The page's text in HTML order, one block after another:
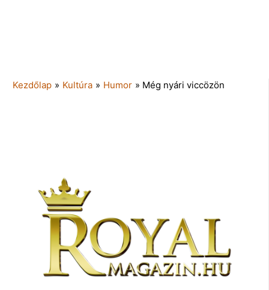
Kezdőlap » Kultúra » Humor » Még nyári viccözön